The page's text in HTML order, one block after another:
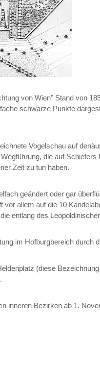
von Wien" Stand von
schwarze Punkte
Vogelschau auf
die auf
Zeit zu tun haben.
geändert oder gar
allem auf die 10
entlang des
im Hofburgbereich durch
(diese
inneren Bezirken ab 1.